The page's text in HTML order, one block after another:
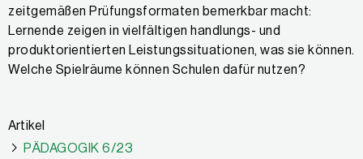
zeitgemäßen Prüfungsformaten bemerkbar macht:
Lernende zeigen in vielfältigen handlungs- und
produktorientierten Leistungssituationen, was sie können.
Welche Spielräume können Schulen dafür nutzen?
Artikel
PÄDAGOGIK 6/23